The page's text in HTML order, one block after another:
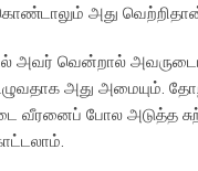
அது
அவர் வென்றால்
அது அமையும்.
வீரனைப் போல அடுத்த